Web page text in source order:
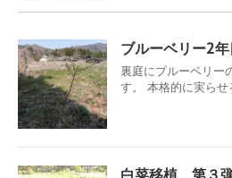
ブルーベリー2年
裏庭にブルーベリー
す。 本格的に実ら
白菜移植 第３